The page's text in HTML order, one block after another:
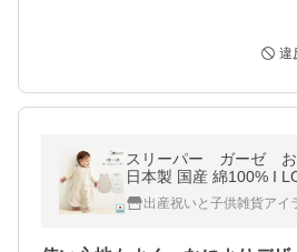
違
スリーパー ガーゼ
日本製 国産 綿100% I
ベビー ガーゼスリーパ
出産祝いと子供雑貨アイ